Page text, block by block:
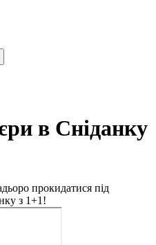
в Сніданку
прокидатися під
з 1+1!